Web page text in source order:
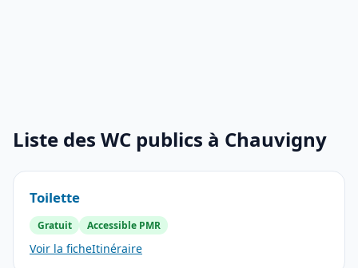
Liste des WC publics à Chauvigny
Toilette
Gratuit Accessible PMR
Voir la ficheItinéraire